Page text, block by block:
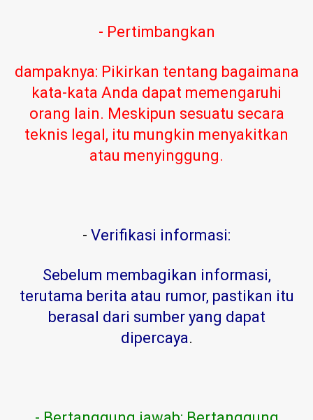
- Pertimbangkan
dampaknya: Pikirkan tentang bagaimana
kata-kata Anda dapat memengaruhi
orang lain. Meskipun sesuatu secara
teknis legal, itu mungkin menyakitkan
atau menyinggung.
- Verifikasi informasi:
Sebelum membagikan informasi,
terutama berita atau rumor, pastikan itu
berasal dari sumber yang dapat
dipercaya.